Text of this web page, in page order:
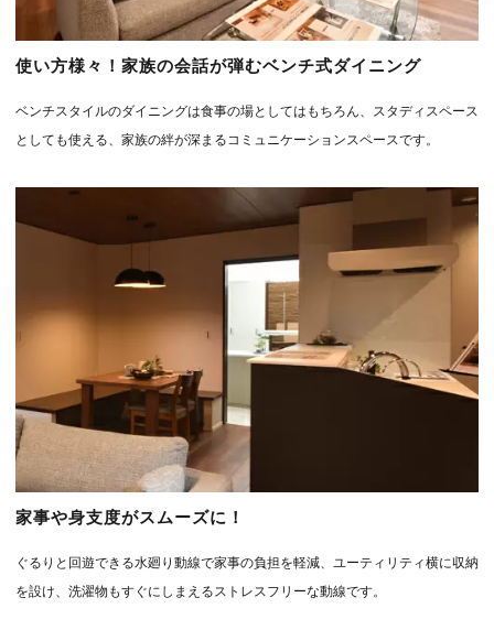
使い方様々！家族の会話が弾むベンチ式ダイニング
ベンチスタイルのダイニングは食事の場としてはもちろん、スタディスペース
としても使える、家族の絆が深まるコミュニケーションスペースです。
家事や身支度がスムーズに！
ぐるりと回遊できる水廻り動線で家事の負担を軽減、ユーティリティ横に収納
を設け、洗濯物もすぐにしまえるストレスフリーな動線です。